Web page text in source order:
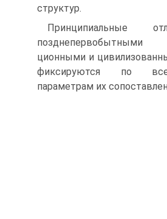
структур.
Принципиальные
позднепервобытными
ционными и
фиксируются по
параметрам их